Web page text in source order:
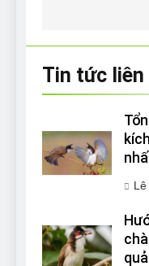
Tin tức liên
Lê